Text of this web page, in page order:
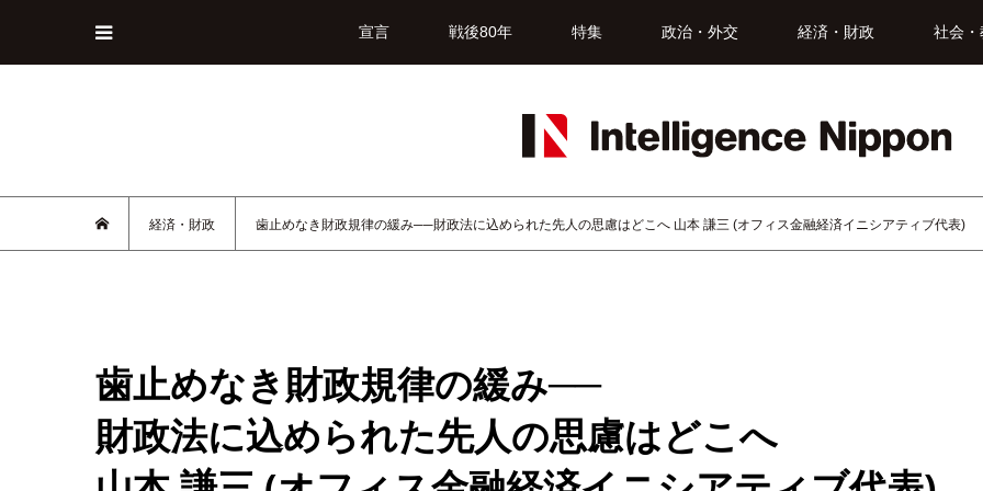
宣言 戦後80年 特集 政治・外交 経済・財政 社会・
経済・財政 歯止めなき財政規律の緩み──財政法に込められた先人の思慮はどこへ 山本 謙三 (オフィス金融経済イニシアティブ代表)
歯止めなき財政規律の緩み──
財政法に込められた先人の思慮はどこへ